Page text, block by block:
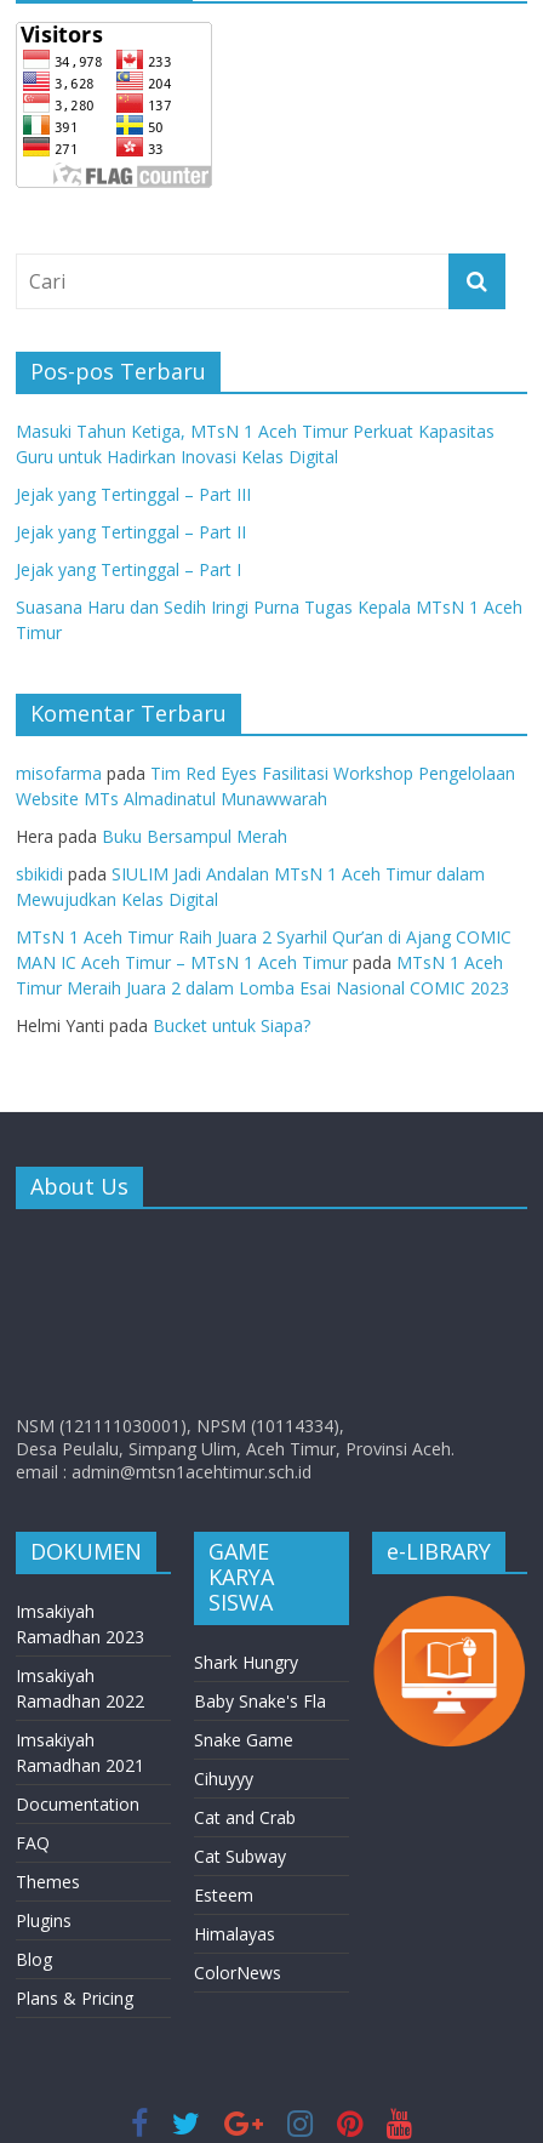
Pos-pos Terbaru
Masuki Tahun Ketiga, MTsN 1 Aceh Timur Perkuat Kapasitas
Guru untuk Hadirkan Inovasi Kelas Digital
Jejak yang Tertinggal – Part III
Jejak yang Tertinggal – Part II
Jejak yang Tertinggal – Part I
Suasana Haru dan Sedih Iringi Purna Tugas Kepala MTsN 1 Aceh
Timur
Komentar Terbaru
misofarma pada Tim Red Eyes Fasilitasi Workshop Pengelolaan
Website MTs Almadinatul Munawwarah
Hera pada Buku Bersampul Merah
sbikidi padaSIULIM Jadi Andalan MTsN 1 Aceh Timur dalam
Mewujudkan Kelas Digital
MTsN 1 Aceh Timur Raih Juara 2 Syarhil Qur’an di Ajang COMIC
MAN IC Aceh Timur – MTsN 1 Aceh Timur pada MTsN 1 Aceh
Timur Meraih Juara 2 dalam Lomba Esai Nasional COMIC 2023
Helmi Yanti pada Bucket untuk Siapa?
About Us
NSM (121111030001), NPSM (10114334),
Desa Peulalu, Simpang Ulim, Aceh Timur, Provinsi Aceh.
email : admin@mtsn1acehtimur.sch.id
DOKUMEN
Imsakiyah
Ramadhan 2023
Imsakiyah
Ramadhan 2022
Imsakiyah
Ramadhan 2021
Documentation
FAQ
Themes
Plugins
Blog
Plans & Pricing
GAME
KARYA
SISWA
Shark Hungry
Baby Snake's Fla
Snake Game
Cihuyyy
Cat and Crab
Cat Subway
Esteem
Himalayas
ColorNews
e-LIBRARY